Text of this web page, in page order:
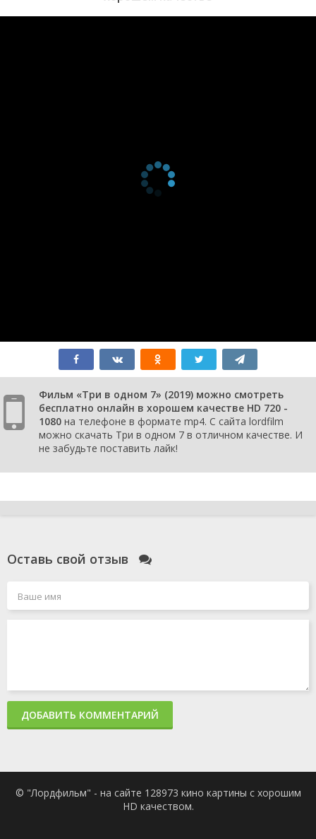
Фильм «Три в одном 7» (2019) можно смотреть
бесплатно онлайн в хорошем качестве HD 720 -
1080 на телефоне в формате mp4. С сайта lordfilm
можно скачать Три в одном 7 в отличном качестве. И
не забудьте поставить лайк!
Оставь свой отзыв
ДОБАВИТЬ КОММЕНТАРИЙ
© "Лордфильм" - на сайте 128973 кино картины с хорошим
HD качеством.